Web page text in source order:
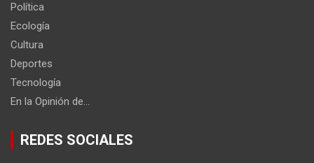
Política
Ecología
Cultura
Deportes
Tecnología
En la Opinión de…
REDES SOCIALES